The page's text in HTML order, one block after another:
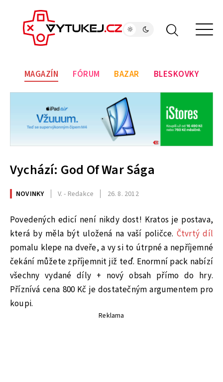
MAGAZÍN FÓRUM BAZAR BLESKOVKY
Vychází: God Of War Sága
NOVINKY V. - Redakce 26. 8. 2012
Povedených edicí není nikdy dost! Kratos je postava,
která by měla být uložená na vaší poličce. Čtvrtý díl
pomalu klepe na dveře, a vy si to útrpné a nepříjemné
čekání můžete zpříjemnit již teď. Enormní pack nabízí
všechny vydané díly + nový obsah přímo do hry.
Příznívá cena 800 Kč je dostatečným argumentem pro
koupi.
Reklama